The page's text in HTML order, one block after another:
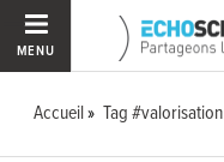
MENU
Accueil Tag #valorisation